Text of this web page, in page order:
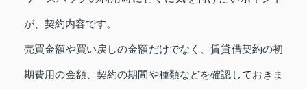
が、契約内容です。
売買金額や買い戻しの金額だけでなく、賃貸借契約の初
期費用の金額、契約の期間や種類などを確認しておきま